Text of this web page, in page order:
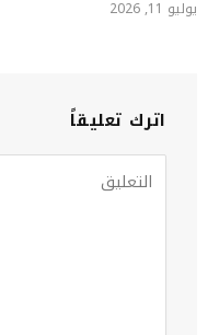
يوليو 11, 2026
اترك تعليقاً